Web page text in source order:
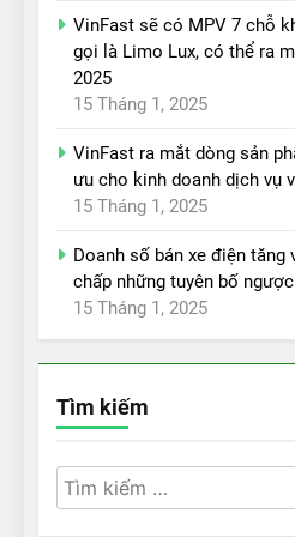
VinFast sẽ có MPV 7 chỗ
gọi là Limo Lux, có thể ra
2025
15 Tháng 1, 2025
VinFast ra mắt dòng sản
ưu cho kinh doanh dịch vụ
15 Tháng 1, 2025
Doanh số bán xe điện tăng
chấp những tuyên bố
15 Tháng 1, 2025
Tìm kiếm
Tìm
kiếm